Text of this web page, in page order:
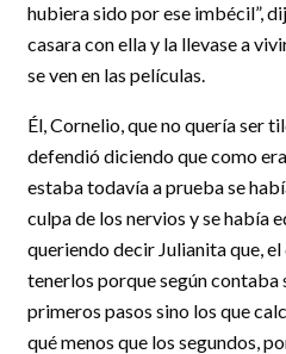
hubiera sido por ese imbécil”,
casara con ella y la llevase a
se ven en las películas.
Él, Cornelio, que no quería ser
defendió diciendo que como
estaba todavía a prueba se
culpa de los nervios y se había
queriendo decir Julianita que, el
tenerlos porque según contaba
primeros pasos sino los que
qué menos que los segundos,